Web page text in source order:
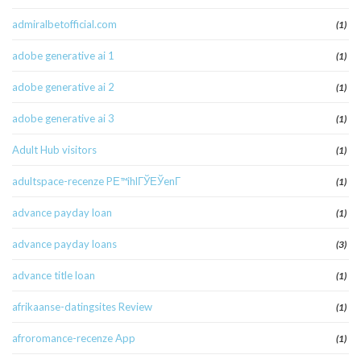
admiralbetofficial.com (1)
adobe generative ai 1 (1)
adobe generative ai 2 (1)
adobe generative ai 3 (1)
Adult Hub visitors (1)
adultspace-recenze PЕ™ihlГЎЕЎenГ­ (1)
advance payday loan (1)
advance payday loans (3)
advance title loan (1)
afrikaanse-datingsites Review (1)
afroromance-recenze App (1)